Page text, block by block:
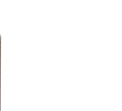
SUPREMA LAMPADA A FILAMENTO